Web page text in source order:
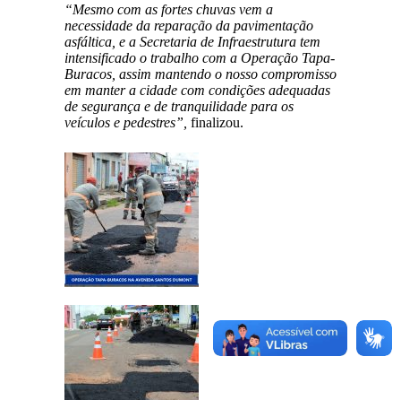
“Mesmo com as fortes chuvas vem a
necessidade da reparação da pavimentação
asfáltica, e a Secretaria de Infraestrutura tem
intensificado o trabalho com a Operação Tapa-
Buracos, assim mantendo o nosso compromisso
em manter a cidade com condições adequadas
de segurança e de tranquilidade para os
veículos e pedestres”, finalizou.